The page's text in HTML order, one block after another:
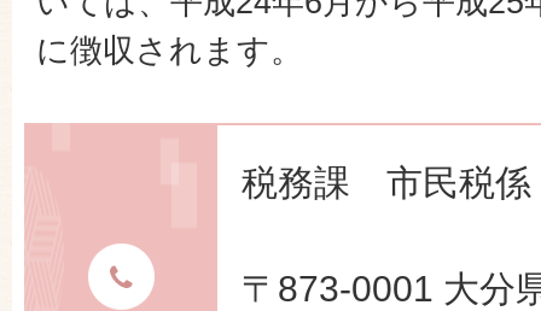
に徴収されます。
税務課 市民税係
〒873-0001 大分